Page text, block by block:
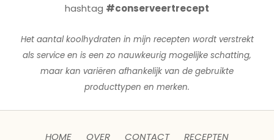
hashtag #conserveertrecept
Het aantal koolhydraten in mijn recepten wordt verstrekt
als service en is een zo nauwkeurig mogelijke schatting,
maar kan variëren afhankelijk van de gebruikte
producttypen en merken.
HOME OVER CONTACT RECEPTEN